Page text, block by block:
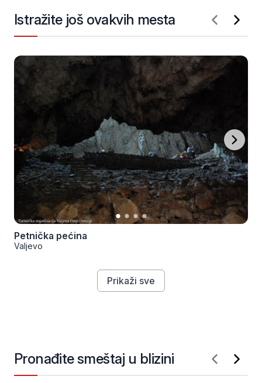
Istražite još ovakvih mesta
Petnička pećina
Valjevo
Prikaži sve
Pronađite smeštaj u blizini